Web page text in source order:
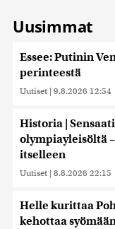
Uusimmat
Essee: Putinin
perinteestä
Uutiset | 9.8.2026 12:54
Historia |
olympiayleisöltä
itselleen
Uutiset | 8.8.2026 22:15
Helle kurittaa
kehottaa